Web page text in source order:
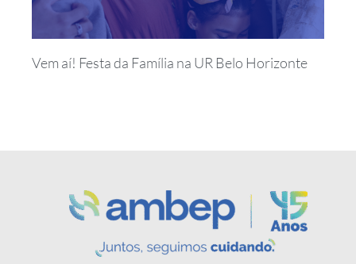
Vem aí! Festa da Família na UR Belo Horizonte